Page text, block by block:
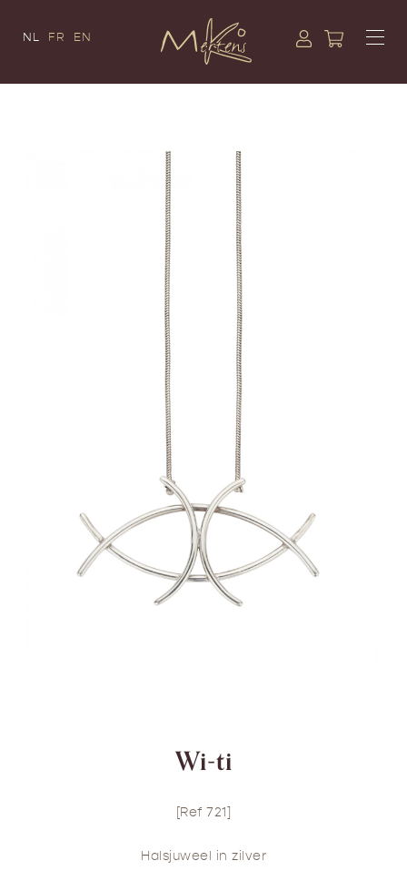
NL FR EN
Wi-ti
[Ref 721]
Halsjuweel in zilver